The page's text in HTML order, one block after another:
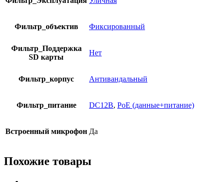
Фильтр_объектив Фиксированный
Фильтр_Поддержка
SD карты
Нет
Фильтр_корпус Антивандальный
Фильтр_питание DC12В, PoE (данные+питание)
Встроенный микрофон Да
Похожие товары